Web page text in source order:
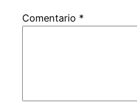
Comentario *